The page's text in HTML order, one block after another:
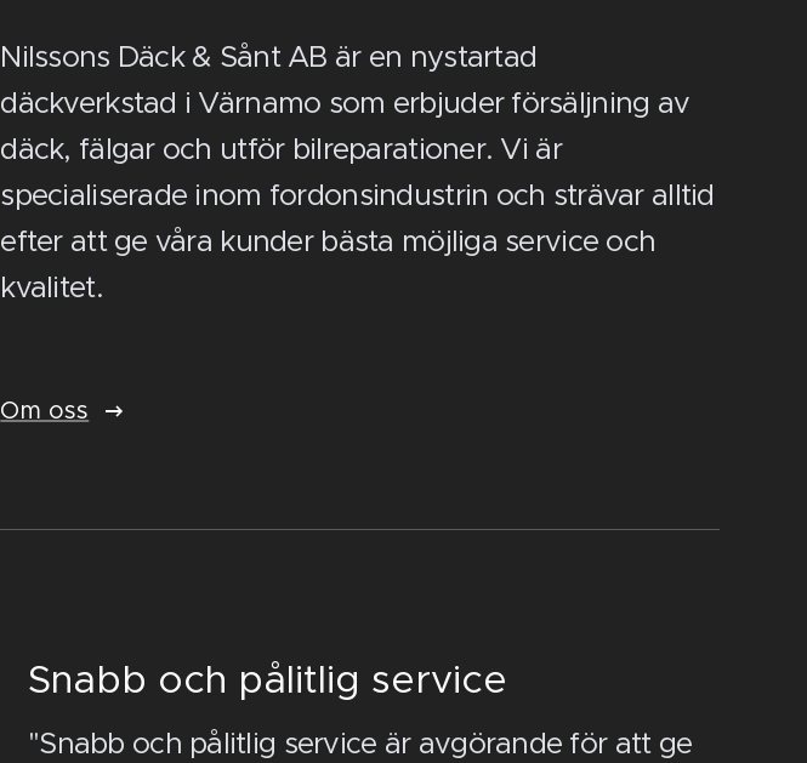
Nilssons Däck & Sånt AB är en nystartad
däckverkstad i Värnamo som erbjuder försäljning av
däck, fälgar och utför bilreparationer. Vi är
specialiserade inom fordonsindustrin och strävar alltid
efter att ge våra kunder bästa möjliga service och
kvalitet.
Om oss
Snabb och pålitlig service
"Snabb och pålitlig service är avgörande för att ge